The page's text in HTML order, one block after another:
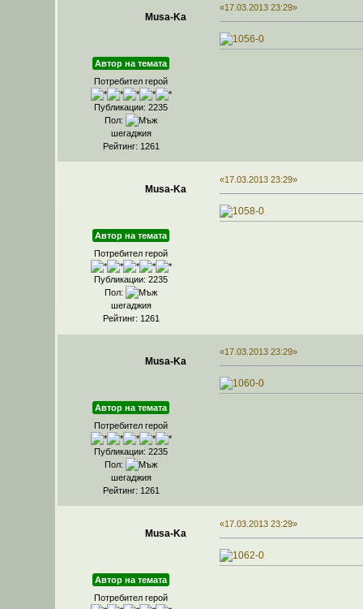
Musa-Ka
Автор на темата
Потребител герой
Публикации: 2235
Пол:
шегаджия
Рейтинг: 1261
«17.03.2013 23:29»
Musa-Ka
Автор на темата
Потребител герой
Публикации: 2235
Пол:
шегаджия
Рейтинг: 1261
«17.03.2013 23:29»
Musa-Ka
Автор на темата
Потребител герой
Публикации: 2235
Пол:
шегаджия
Рейтинг: 1261
«17.03.2013 23:29»
Musa-Ka
Автор на темата
Потребител герой
«17.03.2013 23:29»